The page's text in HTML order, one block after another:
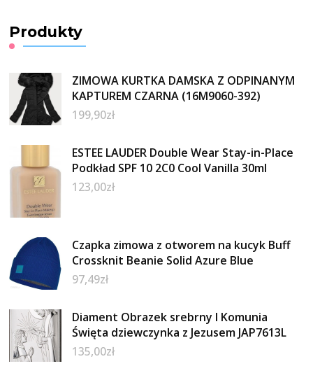
Produkty
ZIMOWA KURTKA DAMSKA Z ODPINANYM
KAPTUREM CZARNA (16M9060-392)
199,90zł
ESTEE LAUDER Double Wear Stay-in-Place
Podkład SPF 10 2C0 Cool Vanilla 30ml
123,00zł
Czapka zimowa z otworem na kucyk Buff
Crossknit Beanie Solid Azure Blue
97,49zł
Diament Obrazek srebrny I Komunia
Święta dziewczynka z Jezusem JAP7613L
135,00zł